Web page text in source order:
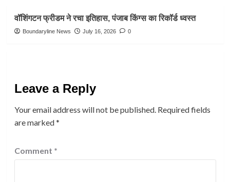
वॉशिंगटन फ्रीडम ने रचा इतिहास, पंजाब किंग्स का रिकॉर्ड ध्वस्त
Boundaryline News July 16, 2026 0
Leave a Reply
Your email address will not be published. Required fields
are marked*
Comment *